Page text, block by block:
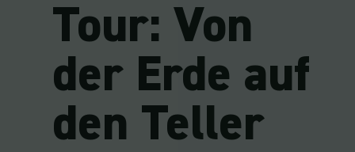
Tour: Von
der Erde auf
den Teller